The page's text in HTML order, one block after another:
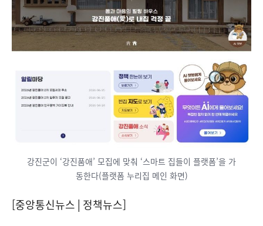
강진군이 ‘강진품애’ 모집에 맞춰 ‘스마트 집들이 플랫폼’을 가
동한다(플랫폼 누리집 메인 화면)
[중앙통신뉴스│정책뉴스]